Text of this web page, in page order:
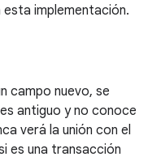
implementación.
campo nuevo, se
antiguo y no conoce
verá la unión con el
es una transacción